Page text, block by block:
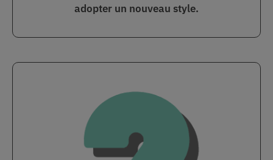
adopter un nouveau style.